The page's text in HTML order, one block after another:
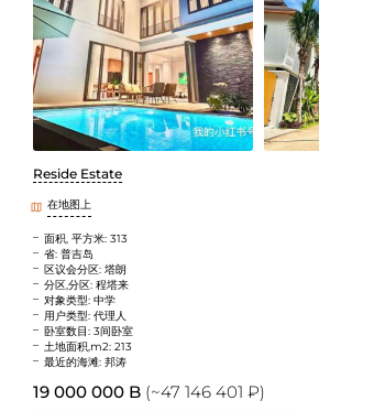
Reside Estate
在地图上
面积, 平方米: 313
省: 普吉岛
区议会分区: 塔朗
分区,分区: 程塔来
对象类型: 中学
用户类型: 代理人
卧室数目: 3间卧室
土地面积,m2: 213
最近的海滩: 邦涛
19 000 000 B (~47 146 401 ₽)